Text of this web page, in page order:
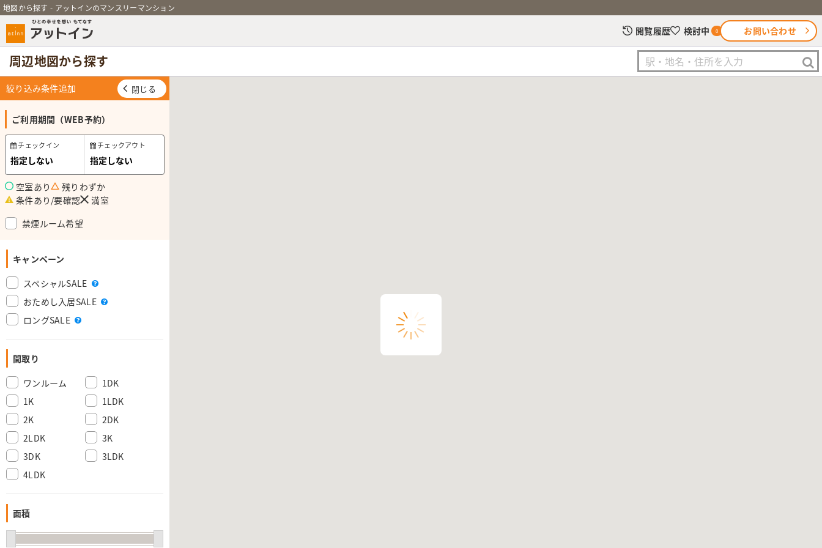
地図から探す - アットインのマンスリーマンション
閲覧履歴 検討中 0 お問い合わせ
周辺地図から探す
絞り込み条件追加 閉じる
ご利用期間（WEB予約）
チェックイン チェックアウト
空室あり
残りわずか
条件あり/要確認
満室
禁煙ルーム希望
キャンペーン
スペシャルSALE
おためし入居SALE
ロングSALE
間取り
ワンルーム
1DK
1K
1LDK
2K
2DK
2LDK
3K
3DK
3LDK
4LDK
面積